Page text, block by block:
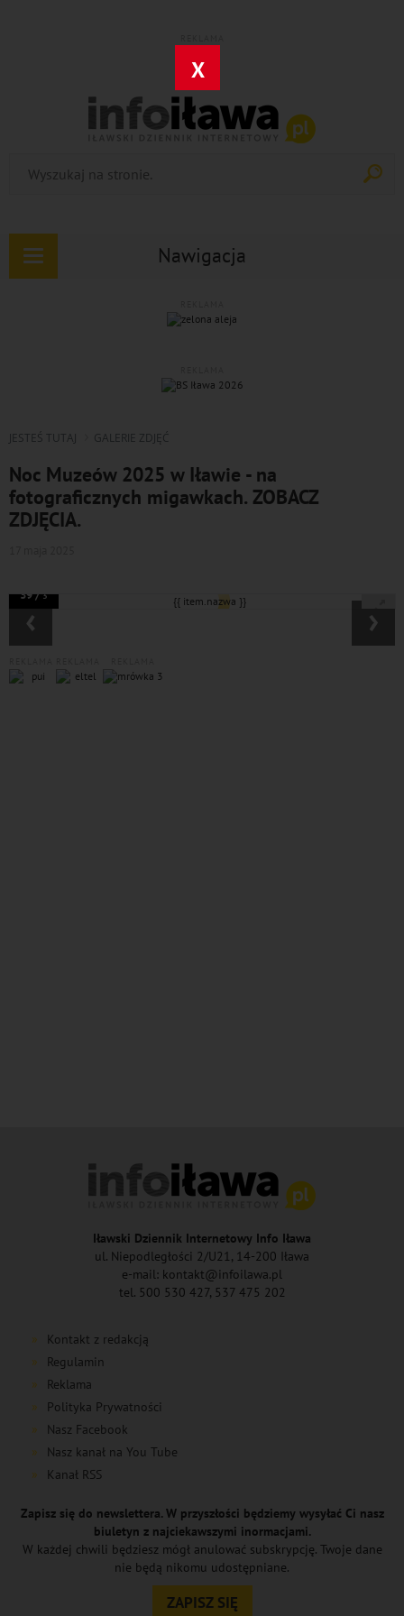
X
Nawigacja
Rozwiń
JESTEŚ TUTAJ GALERIE ZDJĘĆ
Noc Muzeów 2025 w Iławie - na
fotograficznych migawkach. ZOBACZ
ZDJĘCIA.
39 /3
‹ ›
Iławski Dziennik Internetowy Info Iława
ul. Niepodległości 2/U21, 14-200 Iława
e-mail: kontakt@infoilawa.pl
tel. 500 530 427, 537 475 202
Kontakt z redakcją
Regulamin
Reklama
Polityka Prywatności
Nasz Facebook
Nasz kanał na You Tube
Kanał RSS
Zapisz się do newslettera. W przyszłości będziemy wysyłać Ci nasz
biuletyn z najciekawszymi inormacjami.
W każdej chwili będziesz mógł anulować subskrypcję. Twoje dane
nie będą nikomu udostępniane.
ZAPISZ SIĘ